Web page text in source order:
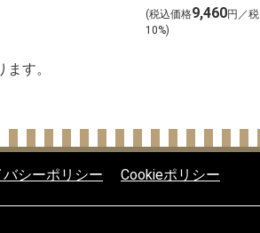
(税込価格9,460円／税
10%)
す。
バシーポリシー Cookieポリシー